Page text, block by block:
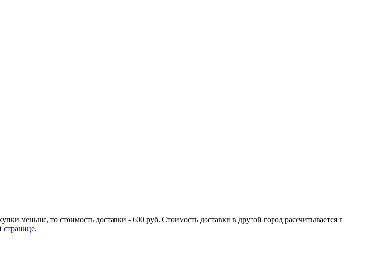
меньше, то стоимость доставки - 600 руб. Стоимость доставки в другой город рассчитывается в
странице.